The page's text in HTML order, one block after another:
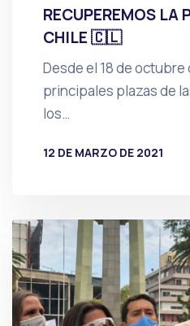
RECUPEREMOS LA
CHILE 🇨🇱
Desde el 18 de octubre
principales plazas de
los…
12 DE MARZO DE 2021